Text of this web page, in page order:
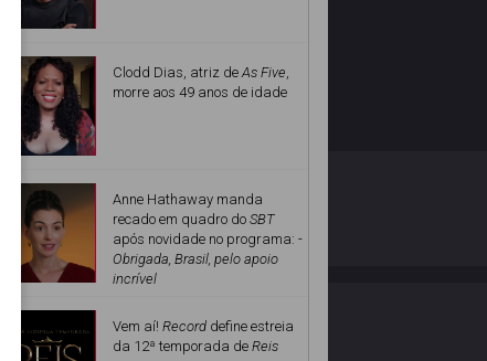
Clodd Dias, atriz deAs Five,
morre aos 49 anos de idade
Anne Hathaway manda
recado em quadro do SBT
após novidade no programa: -
Obrigada, Brasil, pelo apoio
incrível
Vem aí! Record define estreia
da 12ª temporada de Reis
Desenvolvido por